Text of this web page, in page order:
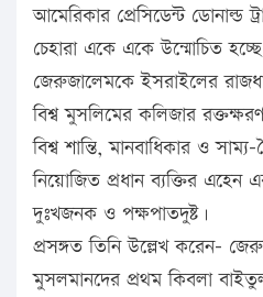
আমেরিকার প্রেসিডেন্ট ডোনাল্ড
চেহারা একে একে উন্মোচিত
জেরুজালেমকে ইসরাইলের
বিশ্ব মুসলিমের কলিজার
বিশ্ব শান্তি, মানবাধিকার ও
নিয়োজিত প্রধান ব্যক্তির
দুঃখজনক ও পক্ষপাতদুষ্ট।
প্রসঙ্গত তিনি উল্লেখ করেন-
মুসলমানদের প্রথম কিবলা